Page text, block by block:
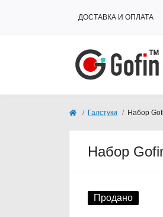
ДОСТАВКА И ОПЛАТА
Галстуки Набор
Набор
Продано